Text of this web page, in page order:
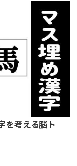
を考える脳ト